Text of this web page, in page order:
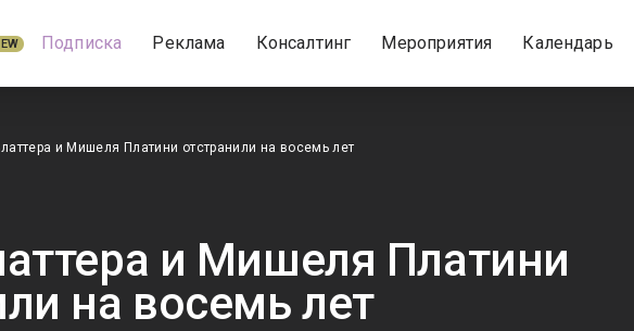
Подписка Реклама Консалтинг Мероприятия Календарь
и Мишеля Платини отстранили на восемь лет
и Мишеля Платини
на восемь лет